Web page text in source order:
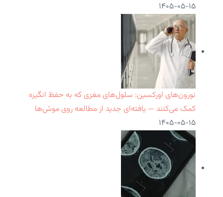
۱۴۰۵-۰۵-۱۵
نورون‌های اورکسین: سلول‌های مغزی که به حفظ انگیزه
کمک می‌کنند — یافته‌ای جدید از مطالعه روی موش‌ها
۱۴۰۵-۰۵-۱۵